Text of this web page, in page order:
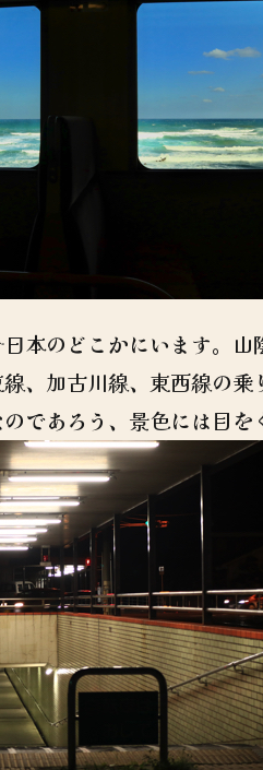
本のどこかにいます。
、加古川線、東西線の
であろう、景色には目を